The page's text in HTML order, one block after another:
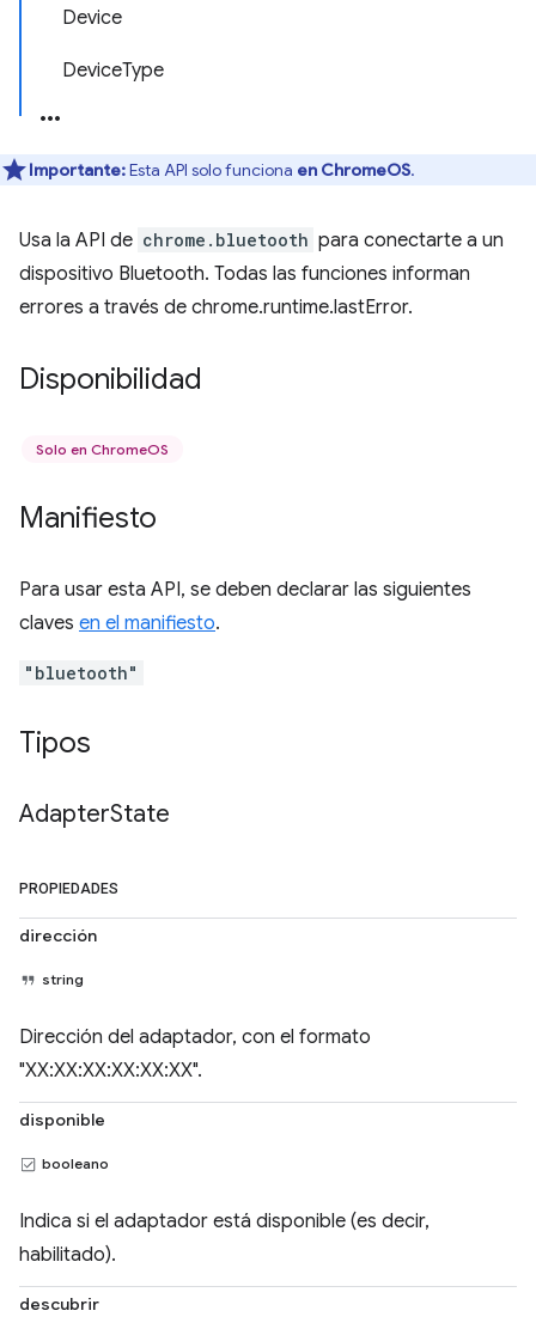
Device
DeviceType
Importante:Esta API solo funciona en ChromeOS.
Usa la API de chrome.bluetooth para conectarte a un
dispositivo Bluetooth. Todas las funciones informan
errores a través de chrome.runtime.lastError.
Disponibilidad
Solo en ChromeOS
Manifiesto
Para usar esta API, se deben declarar las siguientes
claves en el manifiesto.
"bluetooth"
Tipos
AdapterState
PROPIEDADES
dirección
string
Dirección del adaptador, con el formato
"XX:XX:XX:XX:XX:XX".
disponible
booleano
Indica si el adaptador está disponible (es decir,
habilitado).
descubrir